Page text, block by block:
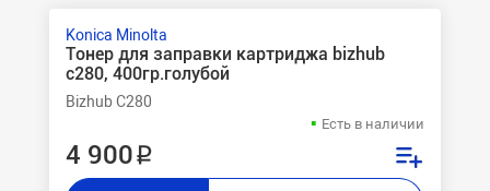
Konica Minolta
Тонер для заправки картриджа bizhub
c280, 400гр.голубой
Bizhub C280
Есть в наличии
4 900 ₽